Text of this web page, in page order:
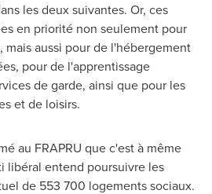
les deux suivantes. Or, ces
en priorité non seulement pour
aussi pour de l'hébergement
pour de l'apprentissage
de garde, ainsi que pour les
et de loisirs.
au FRAPRU que c'est à même
libéral entend poursuivre les
de 553 700 logements sociaux.